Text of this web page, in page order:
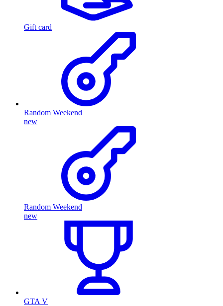
Gift card
Random Weekend
new
Random Weekend
new
GTA V